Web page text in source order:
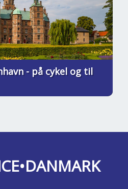
- på cykel og til